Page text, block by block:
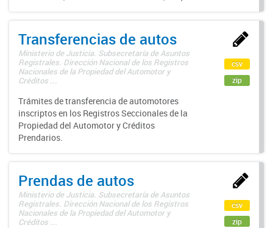
Transferencias de autos
Ministerio de Justicia. Subsecretaría de Asuntos
Registrales. Dirección Nacional de los Registros
Nacionales de la Propiedad del Automotor y
Créditos ...
Trámites de transferencia de automotores
inscriptos en los Registros Seccionales de la
Propiedad del Automotor y Créditos
Prendarios.
csv
zip
Prendas de autos
Ministerio de Justicia. Subsecretaría de Asuntos
Registrales. Dirección Nacional de los Registros
Nacionales de la Propiedad del Automotor y
Créditos ...
csv
zip